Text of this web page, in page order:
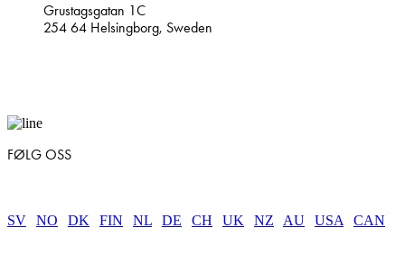
Grustagsgatan 1C
254 64 Helsingborg, Sweden
FØLG OSS
SV NO DK FIN NL DE CH UK NZ AU USA CAN